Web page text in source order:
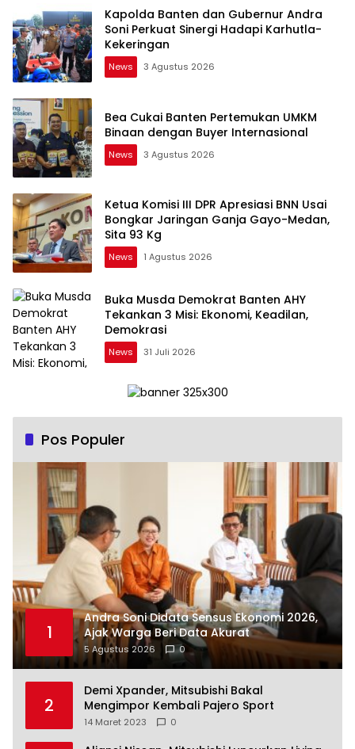
Kapolda Banten dan Gubernur Andra
Soni Perkuat Sinergi Hadapi Karhutla-
Kekeringan
News 3 Agustus 2026
Bea Cukai Banten Pertemukan UMKM
Binaan dengan Buyer Internasional
News 3 Agustus 2026
Ketua Komisi III DPR Apresiasi BNN Usai
Bongkar Jaringan Ganja Gayo-Medan,
Sita 93 Kg
News 1 Agustus 2026
Buka Musda Demokrat Banten AHY
Tekankan 3 Misi: Ekonomi, Keadilan,
Demokrasi
News 31 Juli 2026
Pos Populer
1
Andra Soni Didata Sensus Ekonomi 2026,
Ajak Warga Beri Data Akurat
5 Agustus 2026 0
2
Demi Xpander, Mitsubishi Bakal
Mengimpor Kembali Pajero Sport
14 Maret 2023 0